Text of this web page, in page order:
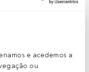
e acedemos a
ou